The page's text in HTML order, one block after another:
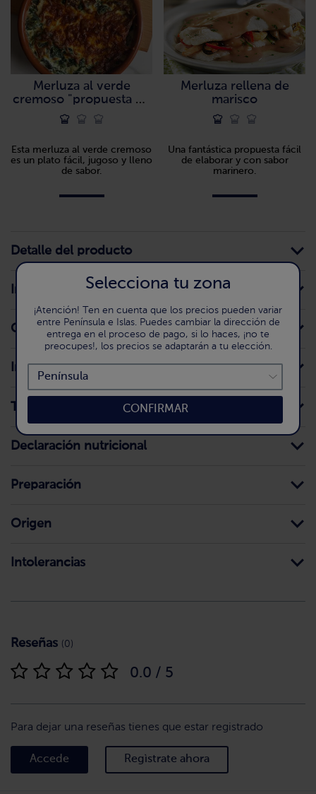
Merluza al verde
cremoso "propuesta de
@camucocina"
Esta merluza al verde cremoso
es un plato fácil, jugoso y lleno
de sabor.
Merluza rellena de
marisco
Una fantástica propuesta fácil
de elaborar y con sabor
marinero.
Detalle del producto
Información para el consumidor
Conservación doméstica
Ingredientes
Trazas
Declaración nutricional
Preparación
Origen
Intolerancias
Reseñas (0)
0.0 / 5
Para dejar una reseñas tienes que estar registrado
Accede Regìstrate ahora
Selecciona tu zona
¡Atención! Ten en cuenta que los precios pueden variar
entre Península e Islas. Puedes cambiar la dirección de
entrega en el proceso de pago, si lo haces, ¡no te
preocupes!, los precios se adaptarán a tu elección.
CONFIRMAR